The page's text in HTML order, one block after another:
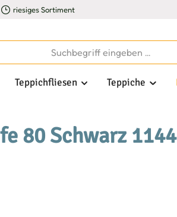
riesiges Sortiment
Teppichfliesen Teppiche
80 Schwarz